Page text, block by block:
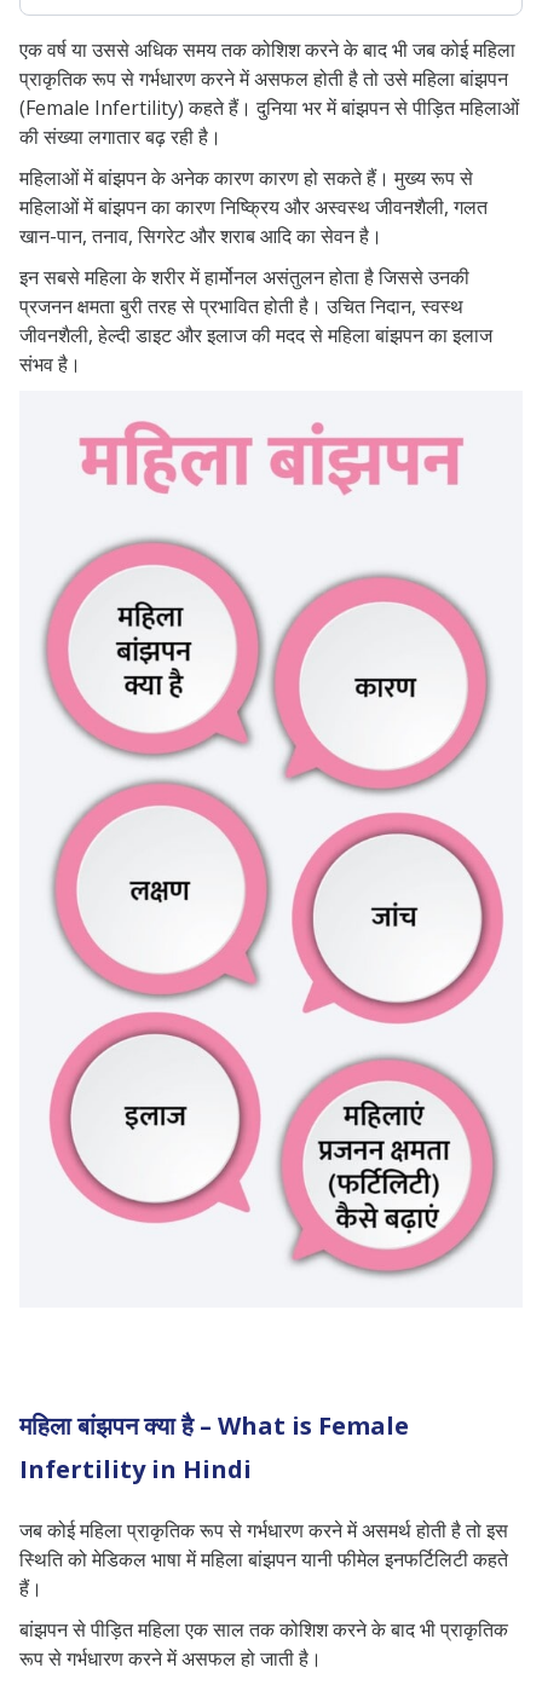
Infertility in Hindi
महिला बांझपन के कारण – Causes of
Female Infertility in Hindi
फैलोपियन ट्यूब बंद होना
एंडोमेट्रियोसिस
ओवुलेशन विकार
एंडोक्राइन विकार
उम्र
हार्मोनल असंतुलन
महिला बांझपन के लक्षण – Symptoms of
Female Infertility in Hindi
एंडोमेट्रियोसिस
अनियमित मासिक चक्र
हार्मोनल समस्याएं
सेक्स के दौरान दर्द
पीरियड्स के दौरान रक्त
वजन बढ़ना
महिला बांझपन की जांच – Diagnosis of
Female Infertility in Hindi
ओवुलेशन टेस्ट
हार्मोनल टेस्ट
हिस्टेरोसल पिंगोग्राफी
ओवेरियन रिजर्व टेस्ट
इमेजिंग टेस्ट
थायरॉइड और पिट्यूटरी हार्मोन की जांच
महिला बांझपन का इलाज – Treatment of
Female Infertility in Hindi
आईयूआई
इंट्रासाइटोप्लाज्मिक स्पर्म इंजेक्शन
अंडा दान
जेस्टेशनल सरोगेसी
महिलाएं अपनी प्रजनन क्षमता को कैसे बढ़ा सकती
हैं
निष्कर्ष
एक वर्ष या उससे अधिक समय तक कोशिश करने के बाद भी जब कोई महिला
प्राकृतिक रूप से गर्भधारण करने में असफल होती है तो उसे महिला बांझपन
(Female Infertility) कहते हैं। दुनिया भर में बांझपन से पीड़ित महिलाओं
की संख्या लगातार बढ़ रही है।
महिलाओं में बांझपन के अनेक कारण कारण हो सकते हैं। मुख्य रूप से
महिलाओं में बांझपन का कारण निष्क्रिय और अस्वस्थ जीवनशैली, गलत
खान-पान, तनाव, सिगरेट और शराब आदि का सेवन है।
इन सबसे महिला के शरीर में हार्मोनल असंतुलन होता है जिससे उनकी
प्रजनन क्षमता बुरी तरह से प्रभावित होती है। उचित निदान, स्वस्थ
जीवनशैली, हेल्दी डाइट और इलाज की मदद से महिला बांझपन का इलाज
संभव है।
महिला बांझपन क्या है – What is Female
Infertility in Hindi
जब कोई महिला प्राकृतिक रूप से गर्भधारण करने में असमर्थ होती है तो इस
स्थिति को मेडिकल भाषा में महिला बांझपन यानी फीमेल इनफर्टिलिटी कहते
हैं।
बांझपन से पीड़ित महिला एक साल तक कोशिश करने के बाद भी प्राकृतिक
रूप से गर्भधारण करने में असफल हो जाती है।